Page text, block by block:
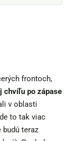
frontoch,
chvíľu po zápase
v oblasti
to tak viac
budú teraz